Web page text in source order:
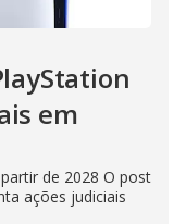
em
de 2028 O post
ações judiciais